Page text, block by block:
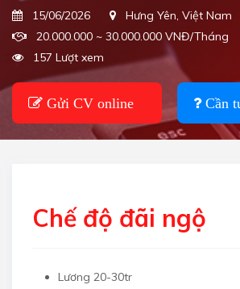
15/06/2026
Hưng Yên, Việt Nam
20.000.000 ~ 30.000.000 VNĐ/Tháng
157 Lượt xem
Gửi CV online Cần
Chế độ đãi ngộ
Lương 20-30tr